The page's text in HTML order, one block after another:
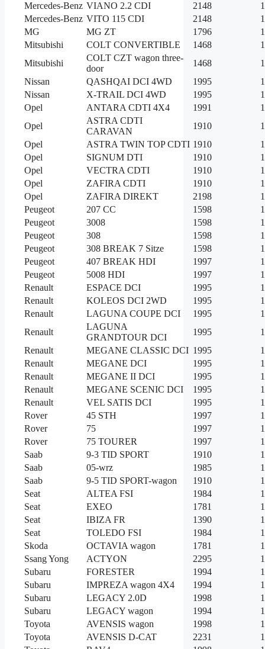
Mercedes-Benz VIANO 2.2 CDI 2148
Mercedes-Benz VITO 115 CDI 2148
MG
MG ZT 1796
Mitsubishi
COLT CONVERTIBLE 1468
Mitsubishi
COLT CZT wagon three-
door
1468
Nissan
QASHQAI DCI 4WD 1995
Nissan
X-TRAIL DCI 4WD 1995
Opel
ANTARA CDTI 4X4 1991
Opel
ASTRA CDTI
CARAVAN
1910
Opel
ASTRA TWIN TOP CDTI 1910
Opel
SIGNUM DTI 1910
Opel
VECTRA CDTI 1910
Opel
ZAFIRA CDTI 1910
Opel
ZAFIRA DIREKT 2198
Peugeot
207 CC 1598
Peugeot
3008 1598
Peugeot
308 1598
Peugeot
308 BREAK 7 Sitze 1598
Peugeot
407 BREAK HDI 1997
Peugeot
5008 HDI 1997
Renault
ESPACE DCI 1995
Renault
KOLEOS DCI 2WD 1995
Renault
LAGUNA COUPE DCI 1995
Renault
LAGUNA
GRANDTOUR DCI
1995
Renault
MEGANE CLASSIC DCI 1995
Renault
MEGANE DCI 1995
Renault
MEGANE II DCI 1995
Renault
MEGANE SCENIC DCI 1995
Renault
VEL SATIS DCI 1995
Rover
45 STH 1997
Rover
75 1997
Rover
75 TOURER 1997
Saab
9-3 TID SPORT 1910
Saab
05-wrz 1985
Saab
9-5 TID SPORT-wagon 1910
Seat
ALTEA FSI 1984
Seat
EXEO 1781
Seat
IBIZA FR 1390
Seat
TOLEDO FSI 1984
Skoda
OCTAVIA wagon 1781
Ssang Yong
ACTYON 2295
Subaru
FORESTER 1994
Subaru
IMPREZA wagon 4X4 1994
Subaru
LEGACY 2.0D 1998
Subaru
LEGACY wagon 1994
Toyota
AVENSIS wagon 1998
Toyota
AVENSIS D-CAT 2231